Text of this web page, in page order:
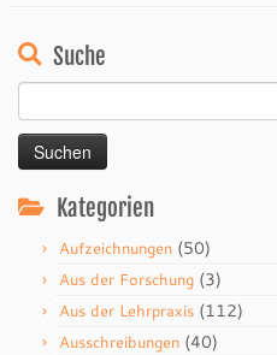
Suche
nach:
Kategorien
Aufzeichnungen (50)
Aus der Forschung (3)
Aus der Lehrpraxis (112)
Ausschreibungen (40)